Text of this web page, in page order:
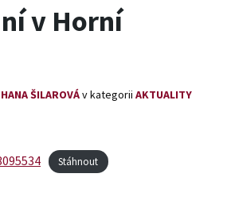
v Horní
HANA ŠILAROVÁv kategorii AKTUALITY
Stáhnout